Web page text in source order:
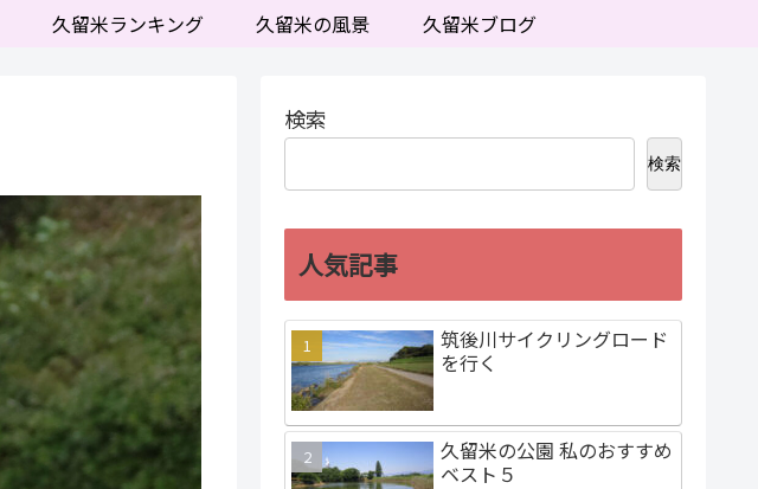
久留米ランキング 久留米の風景 久留米ブログ
検索
検索
人気記事
筑後川サイクリングロード
を行く
久留米の公園 私のおすすめ
ベスト５